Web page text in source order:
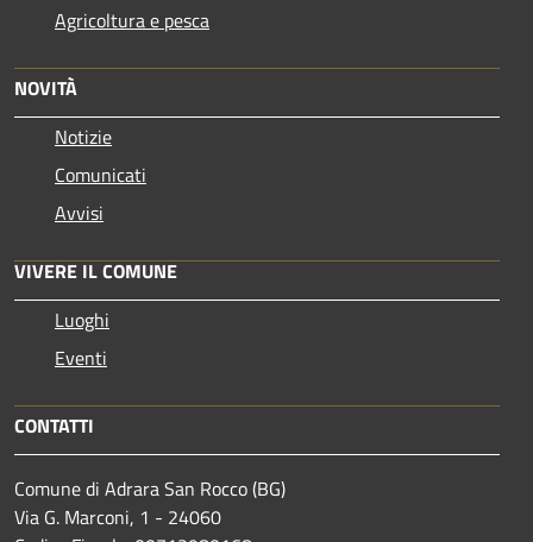
Agricoltura e pesca
NOVITÀ
Notizie
Comunicati
Avvisi
VIVERE IL COMUNE
Luoghi
Eventi
CONTATTI
Comune di Adrara San Rocco (BG)
Via G. Marconi, 1 - 24060